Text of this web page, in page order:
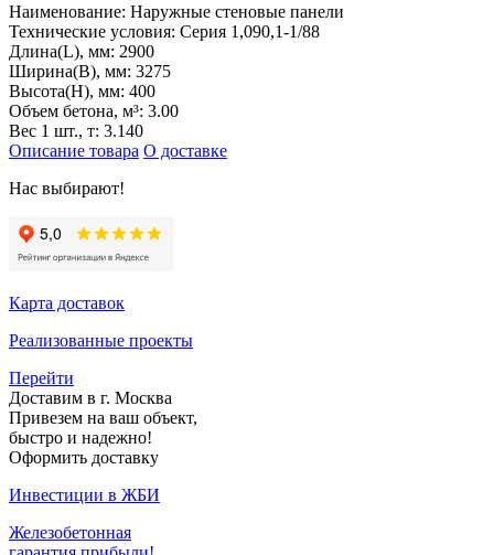
Наименование: Наружные стеновые панели
Технические условия: Серия 1,090,1-1/88
Длина(L), мм: 2900
Ширина(B), мм: 3275
Высота(H), мм: 400
Объем бетона, м³: 3.00
Вес 1 шт., т: 3.140
Описание товара О доставке
Нас выбирают!
Карта доставок
Реализованные проекты
Перейти
Доставим в г. Москва
Привезем на ваш объект,
быстро и надежно!
Оформить доставку
Инвестиции в ЖБИ
Железобетонная